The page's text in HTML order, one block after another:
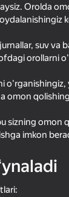
Orolda
suv va
orollarni
omon
sizning
imkon